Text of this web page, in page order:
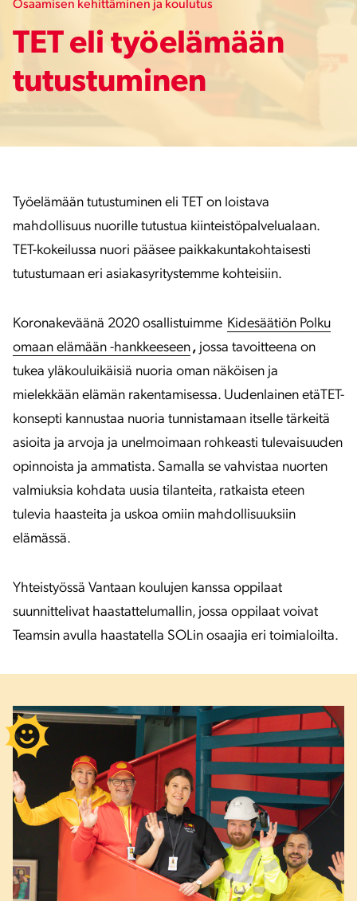
Osaamisen kehittäminen ja koulutus
TET eli työelämään
tutustuminen
Työelämään tutustuminen eli TET on loistava
mahdollisuus nuorille tutustua kiinteistöpalvelualaan.
TET-kokeilussa nuori pääsee paikkakuntakohtaisesti
tutustumaan eri asiakasyritystemme kohteisiin.
Koronakeväänä 2020 osallistuimme Kidesäätiön Polku
omaan elämään -hankkeeseen, jossa tavoitteena on
tukea yläkouluikäisiä nuoria oman näköisen ja
mielekkään elämän rakentamisessa. Uudenlainen etäTET-
konsepti kannustaa nuoria tunnistamaan itselle tärkeitä
asioita ja arvoja ja unelmoimaan rohkeasti tulevaisuuden
opinnoista ja ammatista. Samalla se vahvistaa nuorten
valmiuksia kohdata uusia tilanteita, ratkaista eteen
tulevia haasteita ja uskoa omiin mahdollisuuksiin
elämässä.
Yhteistyössä Vantaan koulujen kanssa oppilaat
suunnittelivat haastattelumallin, jossa oppilaat voivat
Teamsin avulla haastatella SOLin osaajia eri toimialoilta.